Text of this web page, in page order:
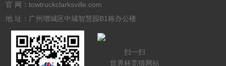
官 网：towtruckclarksville.com
地 址：广州增城区中城智慧园B1栋办公楼
扫一扫
世界杯竞猜网站